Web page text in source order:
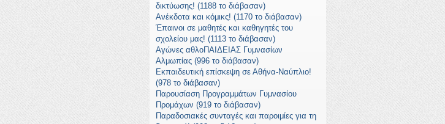
δικτύωσης! (1188 το διάβασαν)
Ανέκδοτα και κόμικς! (1170 το διάβασαν)
Έπαινοι σε μαθητές και καθηγητές του
σχολείου μας! (1113 το διάβασαν)
Αγώνες αθλοΠΑΙΔΕΙΑΣ Γυμνασίων
Αλμωπίας (996 το διάβασαν)
Εκπαιδευτική επίσκεψη σε Αθήνα-Ναύπλιο!
(978 το διάβασαν)
Παρουσίαση Προγραμμάτων Γυμνασίου
Προμάχων (919 το διάβασαν)
Παραδοσιακές συνταγές και παροιμίες για τη